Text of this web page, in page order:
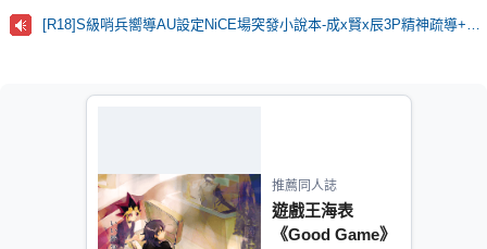
[R18]S級哨兵嚮導AU設定NiCE場突發小說本-成x賢x辰3P精神疏導+靈肉合一🫶
推薦同人誌
遊戲王海表
《Good Game》